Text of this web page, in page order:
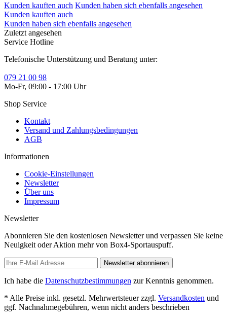
Kunden kauften auch Kunden haben sich ebenfalls angesehen
Kunden kauften auch
Kunden haben sich ebenfalls angesehen
Zuletzt angesehen
Service Hotline
Telefonische Unterstützung und Beratung unter:
079 21 00 98
Mo-Fr, 09:00 - 17:00 Uhr
Shop Service
Kontakt
Versand und Zahlungsbedingungen
AGB
Informationen
Cookie-Einstellungen
Newsletter
Über uns
Impressum
Newsletter
Abonnieren Sie den kostenlosen Newsletter und verpassen Sie keine
Neuigkeit oder Aktion mehr von Box4-Sportauspuff.
Newsletter abonnieren
Ich habe die Datenschutzbestimmungen zur Kenntnis genommen.
* Alle Preise inkl. gesetzl. Mehrwertsteuer zzgl. Versandkosten und
ggf. Nachnahmegebühren, wenn nicht anders beschrieben